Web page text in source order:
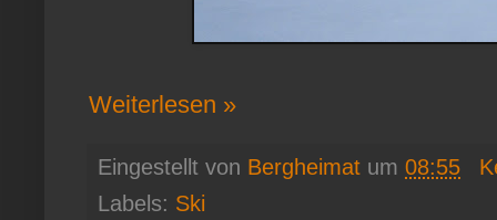
Weiterlesen »
Eingestellt von Bergheimat um 08:55
Labels: Ski